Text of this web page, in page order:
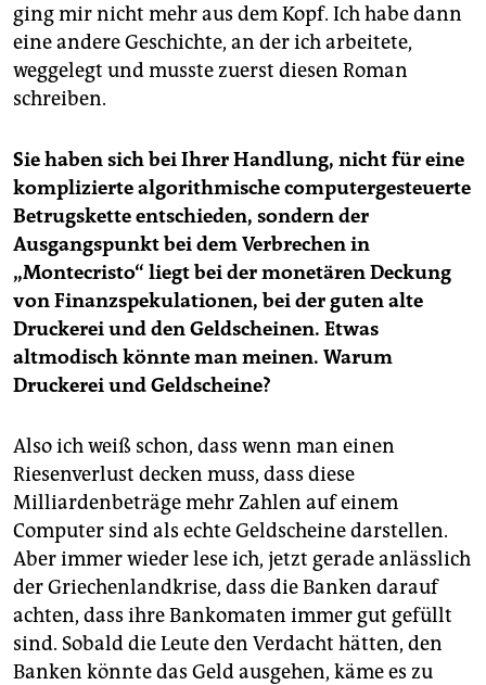
ging mir nicht mehr aus dem Kopf. Ich habe dann
eine andere Geschichte, an der ich arbeitete,
weggelegt und musste zuerst diesen Roman
schreiben.
Sie haben sich bei Ihrer Handlung, nicht für eine
komplizierte algorithmische computergesteuerte
Betrugskette entschieden, sondern der
Ausgangspunkt bei dem Verbrechen in
„Montecristo“ liegt bei der monetären Deckung
von Finanzspekulationen, bei der guten alte
Druckerei und den Geldscheinen. Etwas
altmodisch könnte man meinen. Warum
Druckerei und Geldscheine?
Also ich weiß schon, dass wenn man einen
Riesenverlust decken muss, dass diese
Milliardenbeträge mehr Zahlen auf einem
Computer sind als echte Geldscheine darstellen.
Aber immer wieder lese ich, jetzt gerade anlässlich
der Griechenlandkrise, dass die Banken darauf
achten, dass ihre Bankomaten immer gut gefüllt
sind. Sobald die Leute den Verdacht hätten, den
Banken könnte das Geld ausgehen, käme es zu